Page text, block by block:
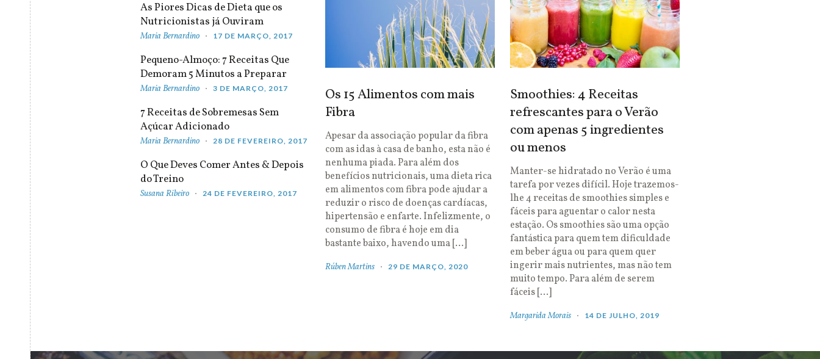
As Piores Dicas de Dieta que os
Nutricionistas já Ouviram
Maria Bernardino 17 DE MARÇO, 2017
Pequeno-Almoço: 7 Receitas Que
Demoram 5 Minutos a Preparar
Maria Bernardino 3 DE MARÇO, 2017
7 Receitas de Sobremesas Sem
Açúcar Adicionado
Maria Bernardino 28 DE FEVEREIRO, 2017
O Que Deves Comer Antes & Depois
do Treino
Susana Ribeiro 24 DE FEVEREIRO, 2017
Os 15 Alimentos com mais
Fibra
Apesar da associação popular da fibra
com as idas à casa de banho, esta não é
nenhuma piada. Para além dos
benefícios nutricionais, uma dieta rica
em alimentos com fibra pode ajudar a
reduzir o risco de doenças cardíacas,
hipertensão e enfarte. Infelizmente, o
consumo de fibra é hoje em dia
bastante baixo, havendo uma […]
Rúben Martins 29 DE MARÇO, 2020
Smoothies: 4 Receitas
refrescantes para o Verão
com apenas 5 ingredientes
ou menos
Manter-se hidratado no Verão é uma
tarefa por vezes difícil. Hoje trazemos-
lhe 4 receitas de smoothies simples e
fáceis para aguentar o calor nesta
estação. Os smoothies são uma opção
fantástica para quem tem dificuldade
em beber água ou para quem quer
ingerir mais nutrientes, mas não tem
muito tempo. Para além de serem
fáceis […]
Margarida Morais 14 DE JULHO, 2019